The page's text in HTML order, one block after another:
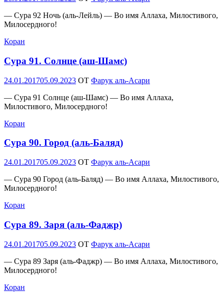
— Сура 92 Ночь (аль-Лейль) — Во имя Аллаха, Милостивого,
Милосердного!
Коран
Сура 91. Солнце (аш-Шамс)
Опубликовано
24.01.201705.09.2023 OT Фарук аль-Асари
— Сура 91 Солнце (аш-Шамс) — Во имя Аллаха,
Милостивого, Милосердного!
Коран
Сура 90. Город (аль-Баляд)
Опубликовано
24.01.201705.09.2023 OT Фарук аль-Асари
— Сура 90 Город (аль-Баляд) — Во имя Аллаха, Милостивого,
Милосердного!
Коран
Сура 89. Заря (аль-Фаджр)
Опубликовано
24.01.201705.09.2023 OT Фарук аль-Асари
— Сура 89 Заря (аль-Фаджр) — Во имя Аллаха, Милостивого,
Милосердного!
Коран